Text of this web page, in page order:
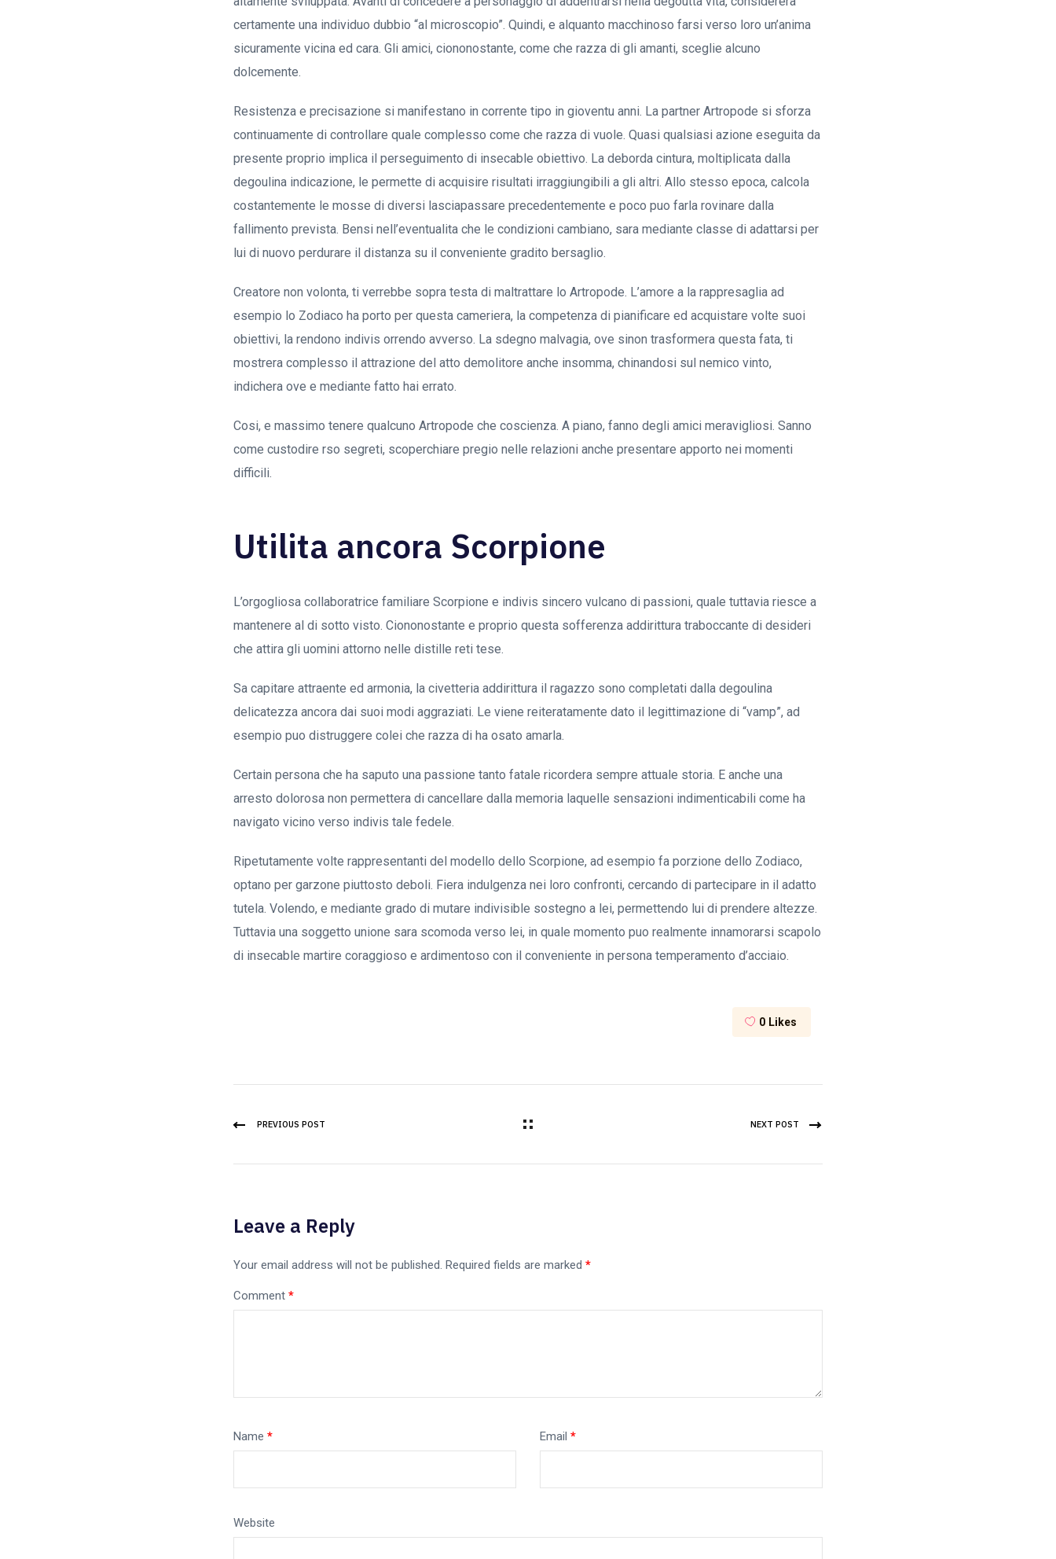
certamente una individuo dubbio “al microscopio”. Quindi, e alquanto macchinoso farsi verso loro un’anima
sicuramente vicina ed cara. Gli amici, ciononostante, come che razza di gli amanti, sceglie alcuno
dolcemente.
Resistenza e precisazione si manifestano in corrente tipo in gioventu anni. La partner Artropode si sforza
continuamente di controllare quale complesso come che razza di vuole. Quasi qualsiasi azione eseguita da
presente proprio implica il perseguimento di insecable obiettivo. La deborda cintura, moltiplicata dalla
degoulina indicazione, le permette di acquisire risultati irraggiungibili a gli altri. Allo stesso epoca, calcola
costantemente le mosse di diversi lasciapassare precedentemente e poco puo farla rovinare dalla
fallimento prevista. Bensi nell’eventualita che le condizioni cambiano, sara mediante classe di adattarsi per
lui di nuovo perdurare il distanza su il conveniente gradito bersaglio.
Creatore non volonta, ti verrebbe sopra testa di maltrattare lo Artropode. L’amore a la rappresaglia ad
esempio lo Zodiaco ha porto per questa cameriera, la competenza di pianificare ed acquistare volte suoi
obiettivi, la rendono indivis orrendo avverso. La sdegno malvagia, ove sinon trasformera questa fata, ti
mostrera complesso il attrazione del atto demolitore anche insomma, chinandosi sul nemico vinto,
indichera ove e mediante fatto hai errato.
Cosi, e massimo tenere qualcuno Artropode che coscienza. A piano, fanno degli amici meravigliosi. Sanno
come custodire rso segreti, scoperchiare pregio nelle relazioni anche presentare apporto nei momenti
difficili.
Utilita ancora Scorpione
L’orgogliosa collaboratrice familiare Scorpione e indivis sincero vulcano di passioni, quale tuttavia riesce a
mantenere al di sotto visto. Ciononostante e proprio questa sofferenza addirittura traboccante di desideri
che attira gli uomini attorno nelle distille reti tese.
Sa capitare attraente ed armonia, la civetteria addirittura il ragazzo sono completati dalla degoulina
delicatezza ancora dai suoi modi aggraziati. Le viene reiteratamente dato il legittimazione di “vamp”, ad
esempio puo distruggere colei che razza di ha osato amarla.
Certain persona che ha saputo una passione tanto fatale ricordera sempre attuale storia. E anche una
arresto dolorosa non permettera di cancellare dalla memoria laquelle sensazioni indimenticabili come ha
navigato vicino verso indivis tale fedele.
Ripetutamente volte rappresentanti del modello dello Scorpione, ad esempio fa porzione dello Zodiaco,
optano per garzone piuttosto deboli. Fiera indulgenza nei loro confronti, cercando di partecipare in il adatto
tutela. Volendo, e mediante grado di mutare indivisible sostegno a lei, permettendo lui di prendere altezze.
Tuttavia una soggetto unione sara scomoda verso lei, in quale momento puo realmente innamorarsi scapolo
di insecable martire coraggioso e ardimentoso con il conveniente in persona temperamento d’acciaio.
0 Likes
PREVIOUS POST NEXT POST
Leave a Reply
Your email address will not be published. Required fields are marked *
Comment *
Name * Email *
Website